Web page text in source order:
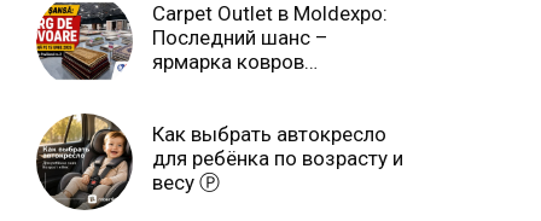
Carpet Outlet в Moldexpo:
Последний шанс –
ярмарка ковров
Как выбрать автокресло
для ребёнка по возрасту и
весу Ⓟ